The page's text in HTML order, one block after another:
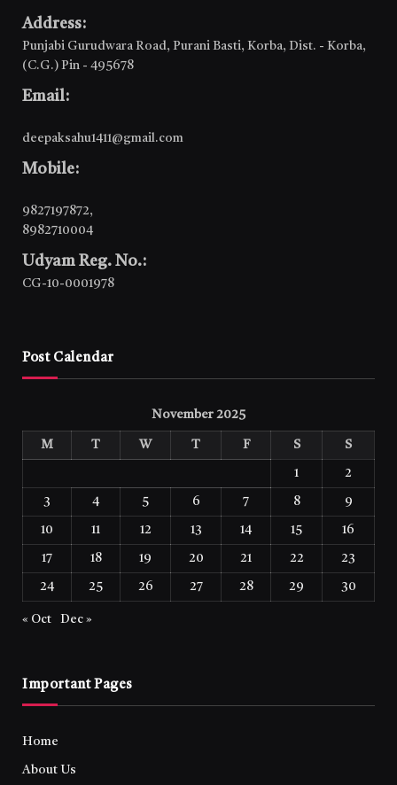
Address:
Punjabi Gurudwara Road, Purani Basti, Korba, Dist. - Korba,
(C.G.) Pin - 495678
Email:
deepaksahu1411@gmail.com
Mobile:
9827197872,
8982710004
Udyam Reg. No.:
CG-10-0001978
Post Calendar
November 2025
M T W T F S S
1 2
3 4 5 6 7 8 9
10 11 12 13 14 15 16
17 18 19 20 21 22 23
24 25 26 27 28 29 30
« Oct Dec »
Important Pages
Home
About Us